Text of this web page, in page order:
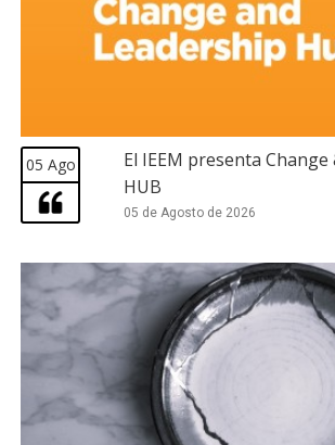
05 Ago
El IEEM presenta
HUB
05 de Agosto de 2026